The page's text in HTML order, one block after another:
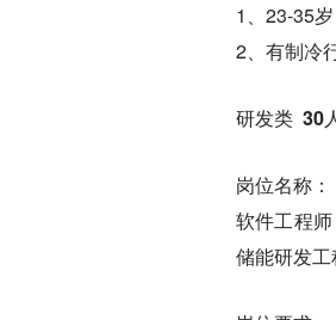
1、23-35
2、有制冷
研发类 30
岗位名称：
软件工程
储能研发